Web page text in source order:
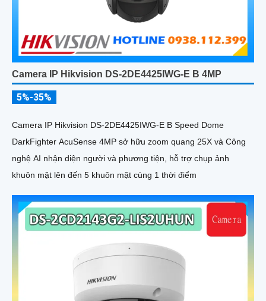
Camera IP Hikvision DS-2DE4425IWG-E B 4MP
5%-35%
Camera IP Hikvision DS-2DE4425IWG-E B Speed Dome
DarkFighter AcuSense 4MP sở hữu zoom quang 25X và Công
nghệ AI nhận diện người và phương tiện, hỗ trợ chụp ảnh
khuôn mặt lên đến 5 khuôn mặt cùng 1 thời điểm